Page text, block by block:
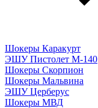
Шокеры Каракурт
ЭШУ Пистолет М-140
Шокеры Скорпион
Шокеры Мальвина
ЭШУ Церберус
Шокеры МВД